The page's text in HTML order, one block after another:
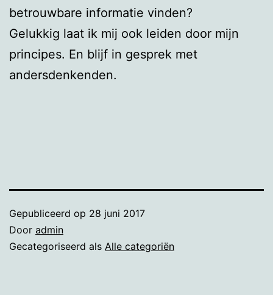
betrouwbare informatie vinden?
Gelukkig laat ik mij ook leiden door mijn
principes. En blijf in gesprek met
andersdenkenden.
Gepubliceerd op 28 juni 2017
Door admin
Gecategoriseerd als Alle categoriën